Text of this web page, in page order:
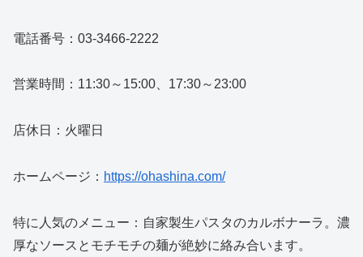
電話番号：03-3466-2222
営業時間：11:30～15:00、17:30～23:00
店休日：火曜日
ホームページ： https://ohashina.com/
特に人気のメニュー：自家製生パスタのカルボナーラ。濃
厚なソースとモチモチの麺が絶妙に絡み合います。